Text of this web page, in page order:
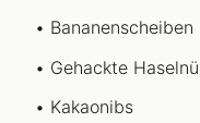
Bananenscheiben
Gehackte
Kakaonibs